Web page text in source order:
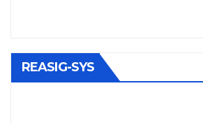
REASIG-SYS